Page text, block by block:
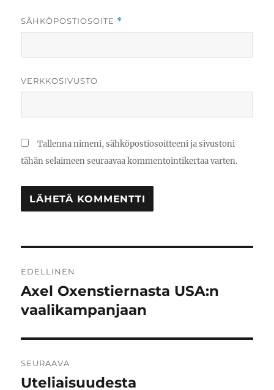
SÄHKÖPOSTIOSOITE *
VERKKOSIVUSTO
Tallenna nimeni, sähköpostiosoitteeni ja sivustoni
tähän selaimeen seuraavaa kommentointikertaa varten.
selaus
EDELLINEN
Edellinen
artikkeli:
Axel Oxenstiernasta USA:n
vaalikampanjaan
SEURAAVA
Seuraava
Uteliaisuudesta